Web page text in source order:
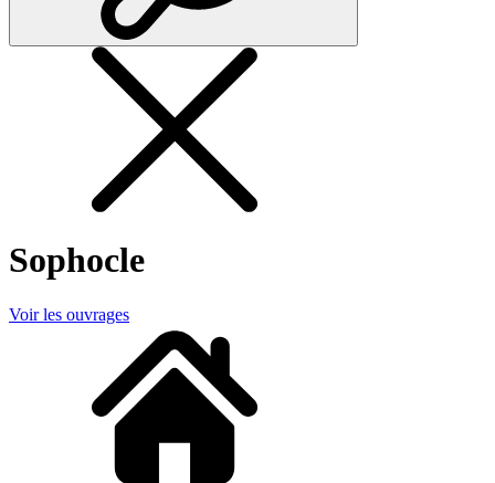
Sophocle
Voir les ouvrages